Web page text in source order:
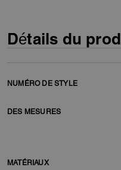
Détails du
NUMÉRO DE STYLE
DES MESURES
MATÉRIAUX